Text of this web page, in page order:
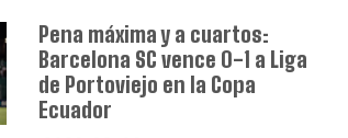
Pena máxima y a cuartos:
Barcelona SC vence 0-1 a Liga
de Portoviejo en la Copa
Ecuador